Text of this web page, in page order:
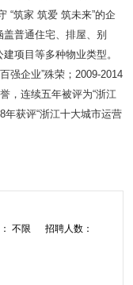
“筑家 筑爱 筑未来”的企
普通住宅、排屋、别
项目等多种物业类型。
强企业”殊荣；2009-2014
，连续五年被评为“浙江
年获评“浙江十大城市运营
不限
招聘人数：